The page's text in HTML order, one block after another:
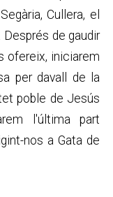
Cullera, el
Després de gaudir
ofereix, iniciarem
per davall de la
poble de Jesús
l'última part
nos a Gata de